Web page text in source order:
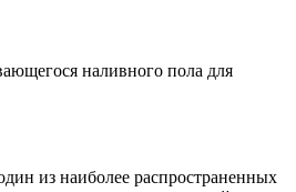
из наиболее распространенных